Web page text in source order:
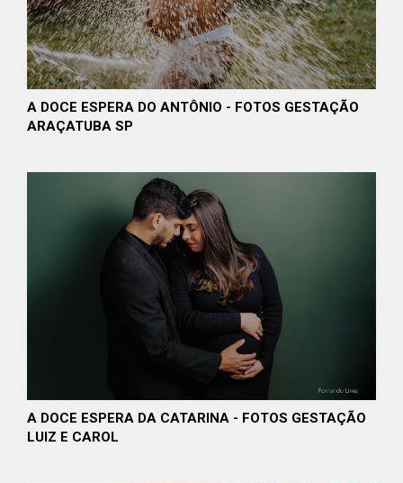
A DOCE ESPERA DO ANTÔNIO - FOTOS GESTAÇÃO
ARAÇATUBA SP
A DOCE ESPERA DA CATARINA - FOTOS GESTAÇÃO
LUIZ E CAROL